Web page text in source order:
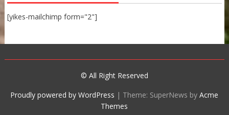
[yikes-mailchimp form="2"]
© All Right Reserved
Proudly powered by WordPress | Theme: SuperNews byAcme
Themes